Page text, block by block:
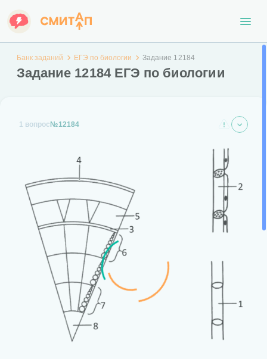
Банк заданий ЕГЭ по биологии Задание 12184
Задание 12184 ЕГЭ по биологии
1 вопрос №12184